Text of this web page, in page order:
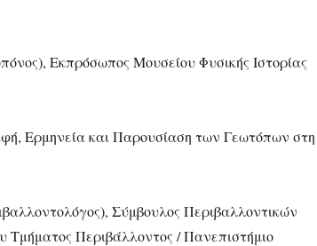
Εκπρόσωπος Μουσείου Φυσικής Ιστορίας
Ερμηνεία και Παρουσίαση των Γεωτόπων στη
Σύμβουλος Περιβαλλοντικών
Περιβάλλοντος / Πανεπιστήμιο